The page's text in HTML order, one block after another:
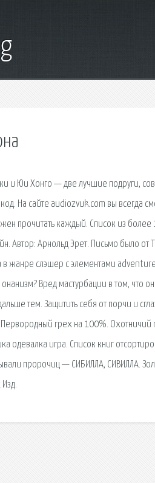
и Юи Хонго — две лучшие подруги,
На сайте audiozvuk.com вы всегда
прочитать каждый. Список из более
Автор: Арнольд Эрет. Письмо было от
в жанре слэшер с элементами
Вред мастурбации в том, что
тем. Защитить себя от порчи и
грех на 100%. Охотничий
одевалка игра. Список книг
пророчиц — СИБИЛЛА, СИВИЛЛА.